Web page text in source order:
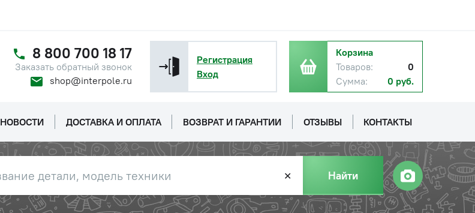
8 800 700 18 17
Заказать обратный звонок
shop@interpole.ru
Регистрация
Вход
Корзина
Товаров:
0
Сумма:
0 руб.
НОВОСТИ ДОСТАВКА И ОПЛАТА ВОЗВРАТ И ГАРАНТИИ ОТЗЫВЫ КОНТАКТЫ
✕ Найти